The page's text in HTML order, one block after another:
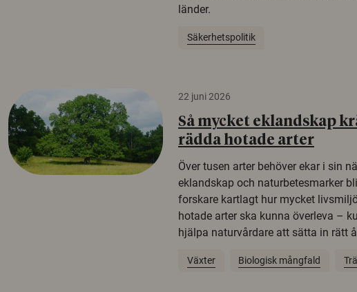
länder.
Säkerhetspolitik
22 juni 2026
Så mycket eklandskap
rädda hotade arter
Över tusen arter behöver ekar i sin
eklandskap och naturbetesmarker
forskare kartlagt hur mycket
hotade arter ska kunna överleva –
hjälpa naturvårdare att sätta in rätt
Växter Biologisk mångfald